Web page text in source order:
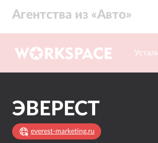
выделенной командой проекта.
Агентства из «Авто»
ЭВЕРЕСТ
everest-marketing.ru